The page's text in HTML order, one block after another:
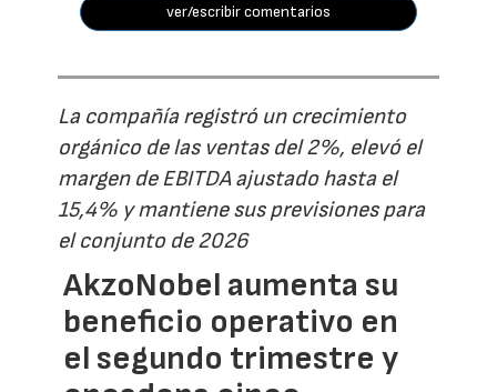
ver/escribir comentarios
La compañía registró un crecimiento
orgánico de las ventas del 2%, elevó el
margen de EBITDA ajustado hasta el
15,4% y mantiene sus previsiones para
el conjunto de 2026
AkzoNobel aumenta su
beneficio operativo en
el segundo trimestre y